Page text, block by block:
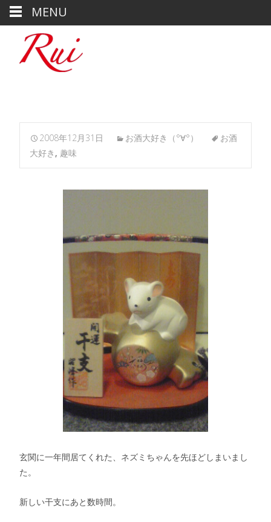
2008年12月31日 お酒大好き（°∀°）
お酒
大好き , 趣味
玄関に一年間居てくれた、ネズミちゃんを先ほどしまいまし
た。
新しい干支にあと数時間。
MENU